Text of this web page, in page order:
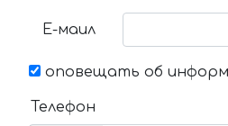
Е-маил
оповещать об
Телефон